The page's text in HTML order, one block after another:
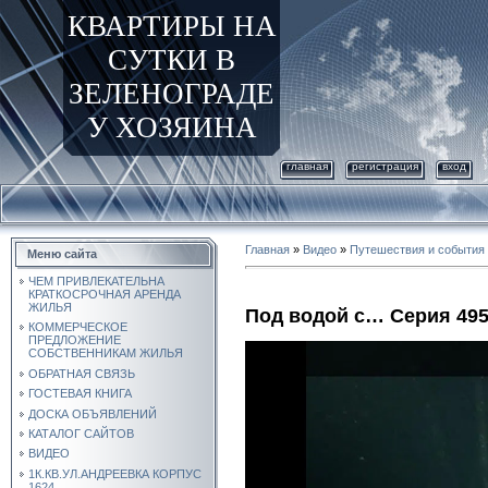
КВАРТИРЫ НА
СУТКИ В
ЗЕЛЕНОГРАДЕ
У ХОЗЯИНА
главная регистрация вход
Меню сайта
ЧЕМ ПРИВЛЕКАТЕЛЬНА
КРАТКОСРОЧНАЯ АРЕНДА
ЖИЛЬЯ
КОММЕРЧЕСКОЕ
ПРЕДЛОЖЕНИЕ
СОБСТВЕННИКАМ ЖИЛЬЯ
ОБРАТНАЯ СВЯЗЬ
ГОСТЕВАЯ КНИГА
ДОСКА ОБЪЯВЛЕНИЙ
КАТАЛОГ САЙТОВ
ВИДЕО
1К.КВ.УЛ.АНДРЕЕВКА КОРПУС
Главная » Видео » Путешествия и события
Под водой с… Серия 495